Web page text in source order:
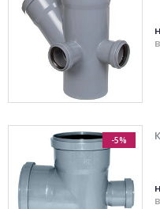
-5%